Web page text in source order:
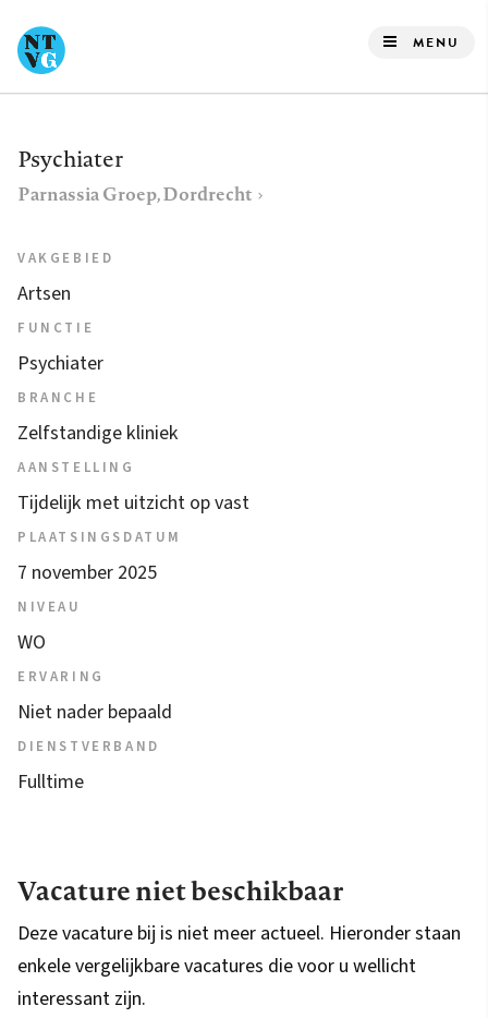
naar
de
gaan
MENU
Psychiater
Parnassia Groep, Dordrecht
VAKGEBIED
Artsen
FUNCTIE
Psychiater
BRANCHE
Zelfstandige kliniek
AANSTELLING
Tijdelijk met uitzicht op vast
PLAATSINGSDATUM
7 november 2025
NIVEAU
WO
ERVARING
Niet nader bepaald
DIENSTVERBAND
Fulltime
Vacature niet beschikbaar
Deze vacature bij is niet meer actueel. Hieronder staan
enkele vergelijkbare vacatures die voor u wellicht
interessant zijn.